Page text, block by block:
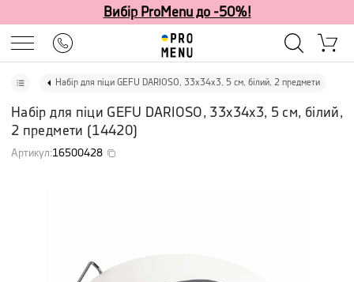
Вибір ProMenu до -50%!
Набір для піци GEFU DARIOSO, 33x34x3, 5 см, білий, 2 предмети
Набір для піци GEFU DARIOSO, 33x34x3, 5 см, білий,
2 предмети (14420)
Артикул:16500428